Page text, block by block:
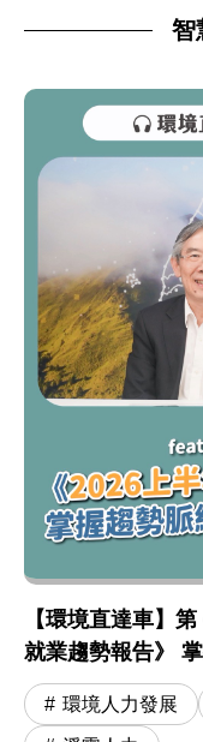
智
【環境直達車】
就業趨勢報告》
feat. 張順欽院長
環境人力發展